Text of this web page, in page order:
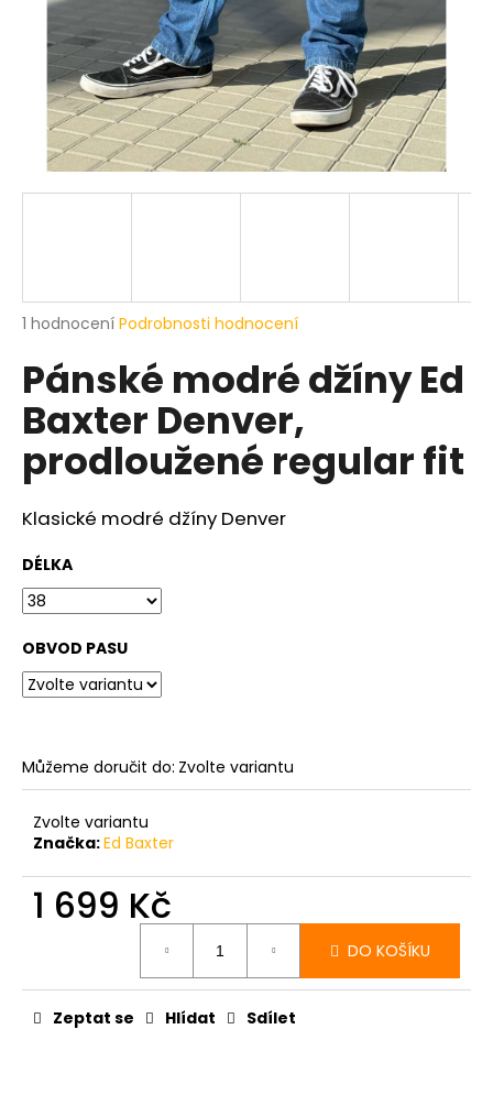
Průměrné
produktu
je
5,0
hvězdiček.
1 hodnocení Podrobnosti hodnocení
Pánské modré džíny Ed
Baxter Denver,
prodloužené regular fit
Klasické modré džíny Denver
DÉLKA
OBVOD PASU
Můžeme doručit do: Zvolte variantu
Zvolte variantu
Značka:Ed Baxter
1 699 Kč
DO KOŠÍKU
Zeptat se Hlídat Sdílet
o
p
o
r
u
u
e
m
e
PÁNSKÉ
TMAVĚ
BRAX
CADIZ
DARK
BLUE,
PRODLOUŽENÉ
399
Kč